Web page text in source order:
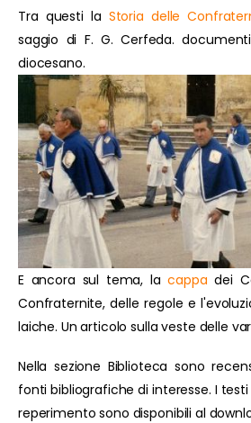
Tra questi la Storia delle
saggio di F. G. Cerfeda.
diocesano.
E ancora sul tema, lacappa dei
Confraternite, delle regole e
laiche. Un articolo sulla veste delle
Nella sezione Biblioteca sono
fonti bibliografiche di interesse. I
reperimento sono disponibili al